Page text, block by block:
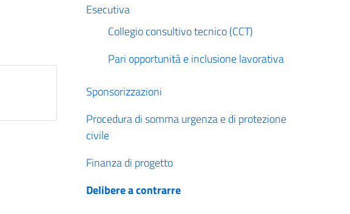
Esecutiva
Collegio consultivo tecnico (CCT)
Pari opportunità e inclusione lavorativa
Sponsorizzazioni
Procedura di somma urgenza e di protezione
civile
Finanza di progetto
Delibere a contrarre